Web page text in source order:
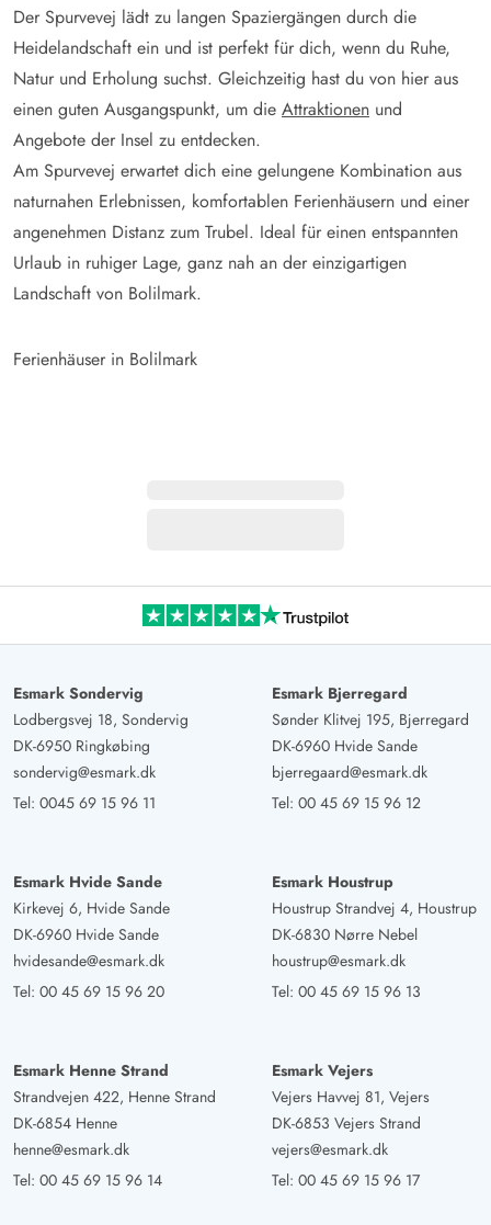
Der Spurvevej lädt zu langen Spaziergängen durch die
Heidelandschaft ein und ist perfekt für dich, wenn du Ruhe,
Natur und Erholung suchst. Gleichzeitig hast du von hier aus
einen guten Ausgangspunkt, um die Attraktionen und
Angebote der Insel zu entdecken.
Am Spurvevej erwartet dich eine gelungene Kombination aus
naturnahen Erlebnissen, komfortablen Ferienhäusern und einer
angenehmen Distanz zum Trubel. Ideal für einen entspannten
Urlaub in ruhiger Lage, ganz nah an der einzigartigen
Landschaft von Bolilmark.
Ferienhäuser in Bolilmark
Esmark Sondervig
Lodbergsvej 18, Sondervig
DK-6950 Ringkøbing
sondervig@esmark.dk
Tel: 0045 69 15 96 11
Esmark Bjerregard
Sønder Klitvej 195, Bjerregard
DK-6960 Hvide Sande
bjerregaard@esmark.dk
Tel: 00 45 69 15 96 12
Esmark Hvide Sande
Kirkevej 6, Hvide Sande
DK-6960 Hvide Sande
hvidesande@esmark.dk
Tel: 00 45 69 15 96 20
Esmark Houstrup
Houstrup Strandvej 4, Houstrup
DK-6830 Nørre Nebel
houstrup@esmark.dk
Tel: 00 45 69 15 96 13
Esmark Henne Strand
Strandvejen 422, Henne Strand
DK-6854 Henne
henne@esmark.dk
Tel: 00 45 69 15 96 14
Esmark Vejers
Vejers Havvej 81, Vejers
DK-6853 Vejers Strand
vejers@esmark.dk
Tel: 00 45 69 15 96 17